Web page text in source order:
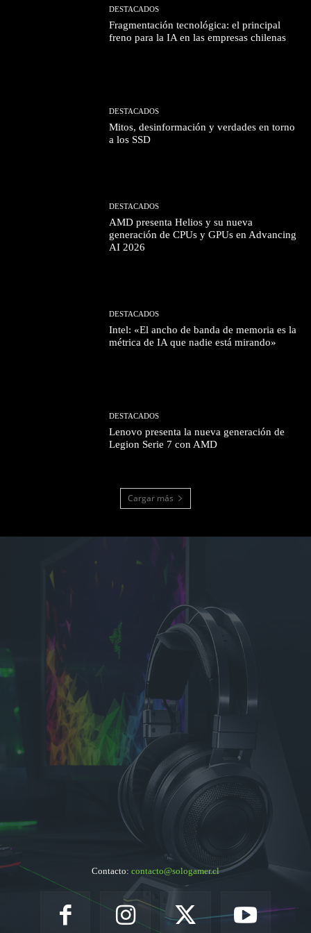
DESTACADOS
Fragmentación tecnológica: el principal
freno para la IA en las empresas chilenas
DESTACADOS
Mitos, desinformación y verdades en torno
a los SSD
DESTACADOS
AMD presenta Helios y su nueva
generación de CPUs y GPUs en Advancing
AI 2026
DESTACADOS
Intel: «El ancho de banda de memoria es la
métrica de IA que nadie está mirando»
DESTACADOS
Lenovo presenta la nueva generación de
Legion Serie 7 con AMD
Cargar más
Contacto: contacto@sologamer.cl